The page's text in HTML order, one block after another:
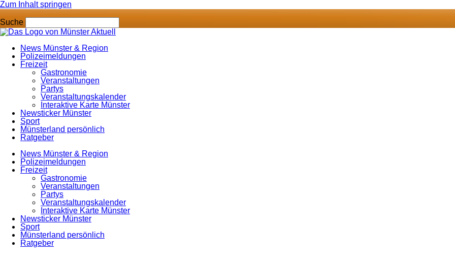
Zum Inhalt springen
Suche
News Münster & Region
Polizeimeldungen
Freizeit
Gastronomie
Veranstaltungen
Partys
Veranstaltungskalender
Interaktive Karte Münster
Newsticker Münster
Sport
Münsterland persönlich
Ratgeber
News Münster & Region
Polizeimeldungen
Freizeit
Gastronomie
Veranstaltungen
Partys
Veranstaltungskalender
Interaktive Karte Münster
Newsticker Münster
Sport
Münsterland persönlich
Ratgeber
Anzeige